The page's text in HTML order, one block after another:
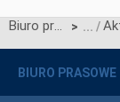
Biuro prasowe >
BIURO PRASOWE